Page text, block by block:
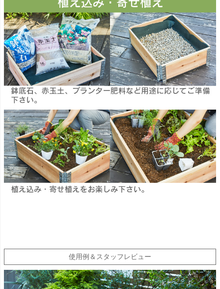
使用例＆スタッフレビュー